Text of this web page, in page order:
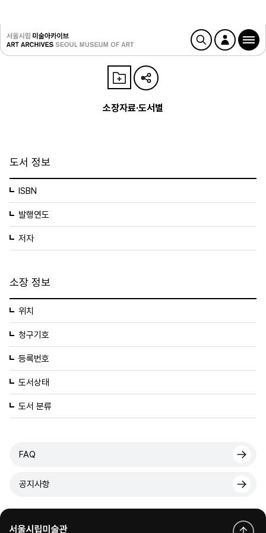
소장자료·도서별
도서 정보
ISBN
발행연도
저자
소장 정보
위치
청구기호
등록번호
도서상태
도서 분류
FAQ
공지사항